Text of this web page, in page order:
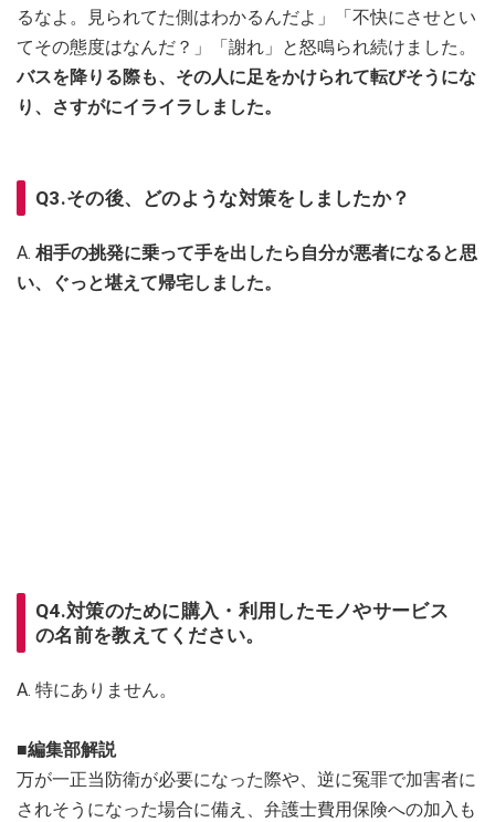
るなよ。見られてた側はわかるんだよ」「不快にさせとい
てその態度はなんだ？」「謝れ」と怒鳴られ続けました。
バスを降りる際も、その人に足をかけられて転びそうにな
り、さすがにイライラしました。
Q3.その後、どのような対策をしましたか？
A. 相手の挑発に乗って手を出したら自分が悪者になると思
い、ぐっと堪えて帰宅しました。
Q4.対策のために購入・利用したモノやサービス
の名前を教えてください。
A. 特にありません。
■編集部解説
万が一正当防衛が必要になった際や、逆に冤罪で加害者に
されそうになった場合に備え、弁護士費用保険への加入も